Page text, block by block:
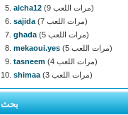
aicha12
(9 مرات اللعب)
sajida
(7 مرات اللعب)
ghada
(5 مرات اللعب)
mekaoui.yes
(5 مرات اللعب)
tasneem
(4 مرات اللعب)
shimaa
(3 مرات اللعب)
بحث